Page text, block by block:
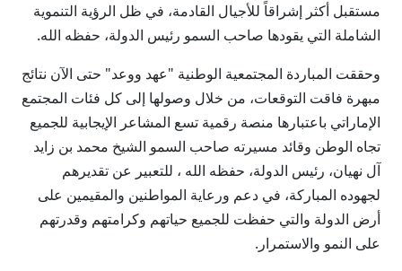
مستقبل أكثر إشراقاً للأجيال القادمة، في ظل الرؤية التنموية
الشاملة التي يقودها صاحب السمو رئيس الدولة، حفظه الله.
وحققت المباردة المجتمعية الوطنية "عهد ووعد" حتى الآن نتائج
مبهرة فاقت التوقعات، من خلال وصولها إلى كل فئات المجتمع
الإماراتي باعتبارها منصة رقمية تسع المشاعر الإيجابية للجميع
تجاه الوطن وقائد مسيرته صاحب السمو الشيخ محمد بن زايد
آل نهيان، رئيس الدولة، حفظه الله ، للتعبير عن تقديرهم
لجهوده المباركة، في دعم ورعاية المواطنين والمقيمين على
أرض الدولة والتي حفظت للجميع حياتهم وكرامتهم وقدرتهم
على النمو والاستمرار.